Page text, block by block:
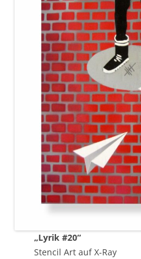
„Lyrik #20“
Stencil Art auf X-Ray